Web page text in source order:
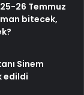
26 Temmuz
bitecek,
Sinem
edildi